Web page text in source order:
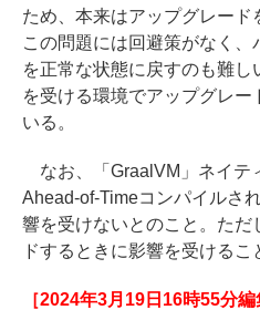
ため、本来はアップグレード
この問題には回避策がなく
を正常な状態に戻すのも難
を受ける環境でアップグレ
いる。
なお、「GraalVM」ネイテ
Ahead-of-Timeコンパイルさ
響を受けないとのこと。た
ドするときに影響を受けるこ
［2024年3月19日16時55分編